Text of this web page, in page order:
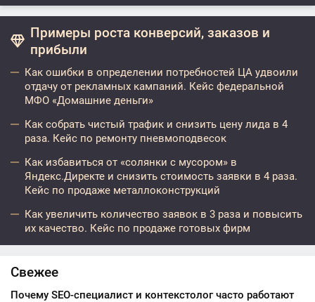
Примеры роста конверсий, заказов и
прибыли
Как ошибки в определении потребностей ЦА удвоили
отдачу от рекламных кампаний. Кейс федеральной
МФО «Домашние деньги»
Как собрать чистый трафик и снизить цену лида в 4
раза. Кейс по ремонту пневмоподвесок
Как избавиться от «солянки с мусором» в
Яндекс.Директе и снизить стоимость заявки в 4 раза.
Кейс по продаже металлоконструкций
Как увеличить количество заявок в 3 раза и повысить
их качество. Кейс по продаже готовых фирм
Свежее
Почему SEO-специалист и контекстолог часто работают